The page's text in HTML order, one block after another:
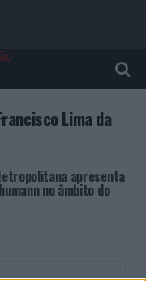
Lima da
apresenta
no âmbito do